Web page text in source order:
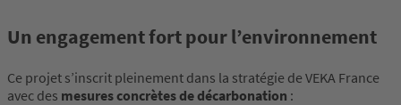
Un engagement fort pour l’environnement
Ce projet s’inscrit pleinement dans la stratégie de VEKA France
avec des mesures concrètes de décarbonation :